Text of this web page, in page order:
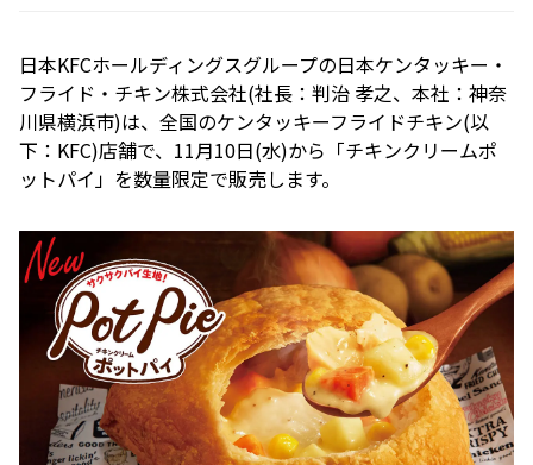
日本KFCホールディングスグループの日本ケンタッキー・
フライド・チキン株式会社(社長：判治 孝之、本社：神奈
川県横浜市)は、全国のケンタッキーフライドチキン(以
下：KFC)店舗で、11月10日(水)から「チキンクリームポ
ットパイ」を数量限定で販売します。